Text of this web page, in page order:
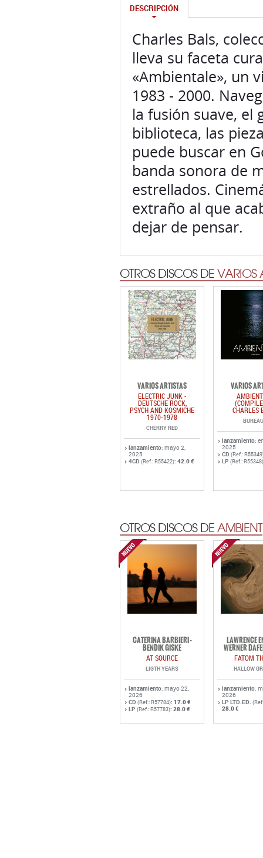
DESCRIPCIÓN
Charles Bals,
lleva su faceta
«Ambientale», un
1983 - 2000.
la fusión suave, el
biblioteca, las
puede buscar en
banda sonora de
estrellados.
extraño al que
dejar de pensar.
OTROS DISCOS DEVARIOS
VARIOS ARTISTAS
ELECTRIC JUNK -
DEUTSCHE ROCK,
PSYCH AND KOSMICHE
1970-1978
CHERRY RED
lanzamiento: mayo 2,
2025
4CD (Ref.: R55422): 42.0 €
VARIOS
CHARLES
lanzamiento:
2025
CD (Ref.:
LP (Ref.: R55348)
OTROS DISCOS DEAMBIENT
CATERINA BARBIERI -
BENDIK GISKE
AT SOURCE
LIGTH YEARS
lanzamiento: mayo 22,
2026
CD (Ref.: R57784): 17.0 €
LP (Ref.: R57783): 28.0 €
LAWRENCE
WERNER
FATOM
HALLOW
lanzamiento:
2026
LP LTD.ED.
28.0 €